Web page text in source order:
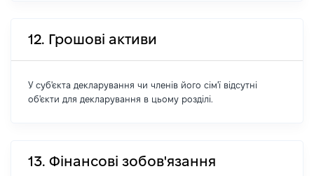
12. Грошові активи
У суб'єкта декларування чи членів його сім'ї відсутні
об'єкти для декларування в цьому розділі.
13. Фінансові зобов'язання